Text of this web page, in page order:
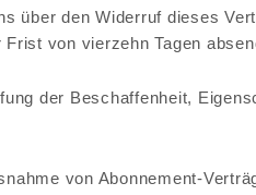
über den Widerruf dieses
von vierzehn Tagen
der Beschaffenheit,
von Abonnement-